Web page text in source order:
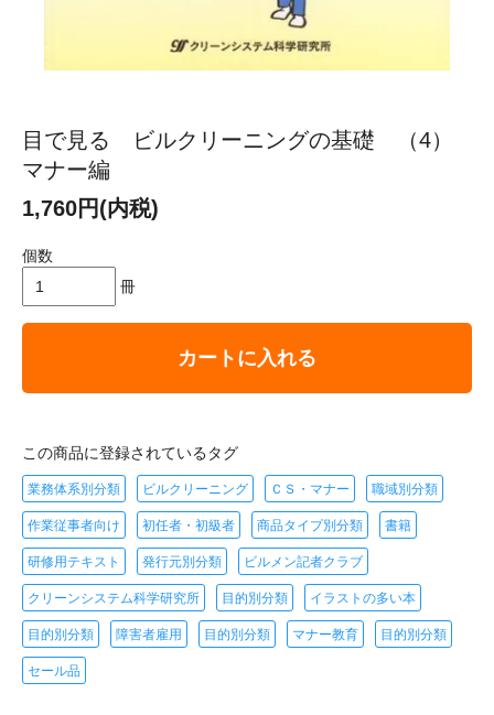
目で見る ビルクリーニングの基礎 （4）
マナー編
1,760円(内税)
個数
冊
カートに入れる
この商品に登録されているタグ
業務体系別分類 ビルクリーニング ＣＳ・マナー 職域別分類
作業従事者向け 初任者・初級者 商品タイプ別分類 書籍
研修用テキスト 発行元別分類 ビルメン記者クラブ
クリーンシステム科学研究所 目的別分類 イラストの多い本
目的別分類 障害者雇用 目的別分類 マナー教育 目的別分類
セール品